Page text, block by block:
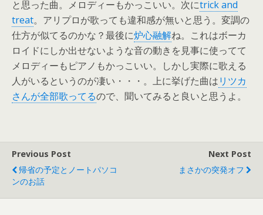
と思った曲。メロディーもかっこいい。次にtrick and
treat。アリプロが歌っても違和感が無いと思う。変調の
仕方が似てるのかな？最後に炉心融解ね。これはボーカ
ロイドにしか出せないような音の動きを見事に使ってて
メロディーもピアノもかっこいい。しかし実際に歌える
人がいるというのが凄い・・・。上に挙げた曲はリツカ
さんが全部歌ってるので、聞いてみると良いと思うよ。
Previous Post
帰省の予定とノートパソコ
ンのお話
Next Post
まさかの突発オフ